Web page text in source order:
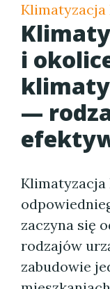
Klimatyzacja
i
—
Klimatyzacja
zaczyna się
rodzajów
zabudowie